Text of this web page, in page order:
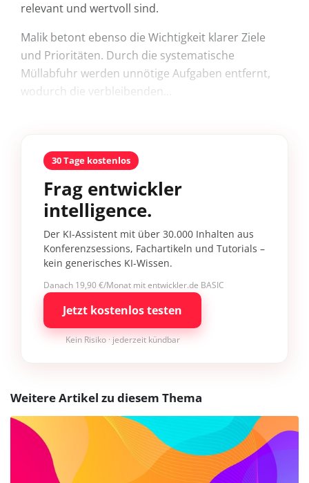
relevant und wertvoll sind.
Malik betont ebenso die Wichtigkeit klarer Ziele
und Prioritäten. Durch die systematische
Müllabfuhr werden unnötige Aufgaben entfernt,
wodurch die verbleibenden...
30 Tage kostenlos
Frag entwickler
intelligence.
Der KI-Assistent mit über 30.000 Inhalten aus
Konferenzsessions, Fachartikeln und Tutorials –
kein generisches KI-Wissen.
Danach 19,90 €/Monat mit entwickler.de BASIC
Jetzt kostenlos testen
Kein Risiko · jederzeit kündbar
Weitere Artikel zu diesem Thema